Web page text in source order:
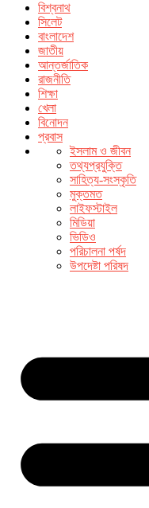
বিশ্বনাথ
সিলেট
বাংলাদেশ
জাতীয়
আন্তর্জাতিক
রাজনীতি
শিক্ষা
খেলা
বিনোদন
প্রবাস
ইসলাম ও জীবন
তথ্যপ্রযুক্তি
সাহিত্য-সংস্কৃতি
মুক্তমত
লাইফস্টাইল
মিডিয়া
ভিডিও
পরিচালনা পর্ষদ
উপদেষ্টা পরিষদ